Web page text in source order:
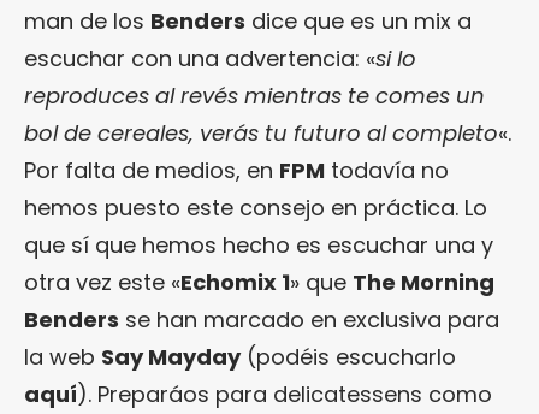
man de los Benders dice que es un mix a
escuchar con una advertencia: «si lo
reproduces al revés mientras te comes un
bol de cereales, verás tu futuro al completo«.
Por falta de medios, en FPM todavía no
hemos puesto este consejo en práctica. Lo
que sí que hemos hecho es escuchar una y
otra vez este «Echomix 1» que The Morning
Benders se han marcado en exclusiva para
la web Say Mayday(podéis escucharlo
aquí). Preparáos para delicatessens como